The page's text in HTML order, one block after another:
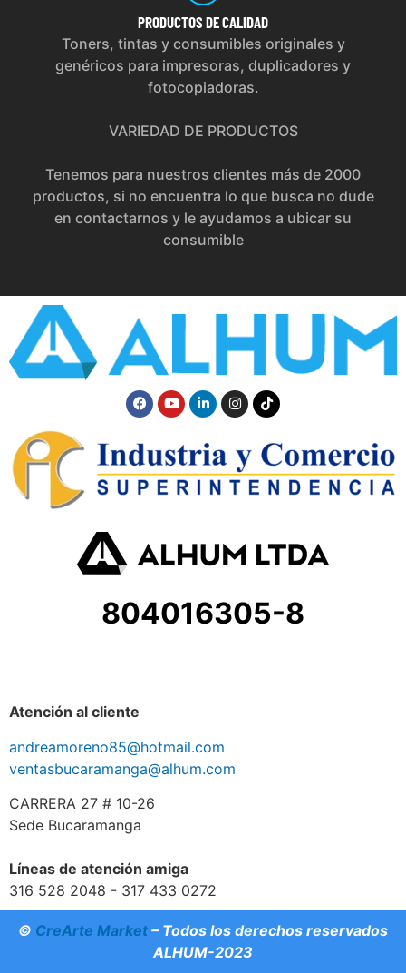
PRODUCTOS DE CALIDAD
Toners, tintas y consumibles originales y
genéricos para impresoras, duplicadores y
fotocopiadoras.
VARIEDAD DE PRODUCTOS
Tenemos para nuestros clientes más de 2000
productos, si no encuentra lo que busca no dude
en contactarnos y le ayudamos a ubicar su
consumible
804016305-8
Atención al cliente
andreamoreno85@hotmail.com
ventasbucaramanga@alhum.com
CARRERA 27 # 10-26
Sede Bucaramanga
Líneas de atención amiga
316 528 2048 - 317 433 0272
© CreArte Market – Todos los derechos reservados
ALHUM-2023